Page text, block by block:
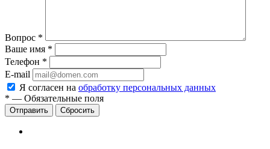
Вопрос *
Ваше имя *
Телефон *
E-mail
Я согласен на обработку персональных данных
* — Обязательные поля
Сбросить